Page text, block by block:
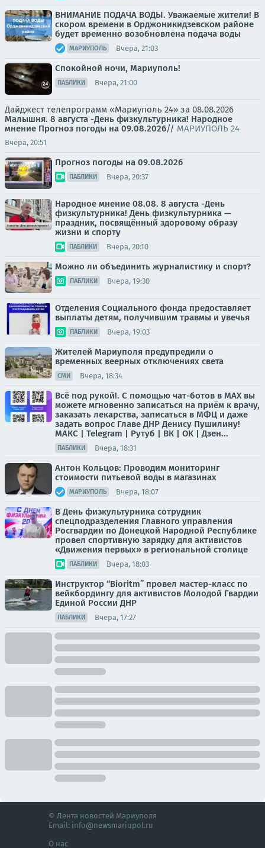
ВНИМАНИЕ ПОДАЧА ВОДЫ. Уважаемые жители! В
скором времени в Орджоникидзевском районе
будет временно возобновлена подача воды
МАРИУПОЛЬ Вчера, 21:03
Спокойной ночи, Мариуполь!
ПАБЛИКИ Вчера, 21:00
Дайджест телепрограмм «Мариуполь 24» за 08.08.2026
Малышня. 8 августа -День физкультурника! Народное
мнение Прогноз погоды на 09.08.2026// МАРИУПОЛЬ 24
Вчера, 20:51
Прогноз погоды на 09.08.2026
ПАБЛИКИ Вчера, 20:37
Народное мнение 08.08. 8 августа -День
физкультурника! День физкультурника —
праздник, посвящённый здоровому образу
жизни и спорту
ПАБЛИКИ Вчера, 20:10
Можно ли объединить журналистику и спорт?
ПАБЛИКИ Вчера, 19:30
Отделения Социального фонда предоставляет
выплаты детям, получившим травмы и увечья
ПАБЛИКИ Вчера, 19:03
Жителей Мариуполя предупредили о
временных веерных отключениях света
СМИ Вчера, 18:34
Всё под рукой!. С помощью чат-ботов в МАХ вы
можете мгновенно записаться на приём к врачу,
заказать лекарства, записаться в МФЦ и даже
задать вопрос Главе ДНР Денису Пушилину!
МАКС | Telegram | Рутуб | ВК | OK | Дзен...
ПАБЛИКИ Вчера, 18:31
Антон Кольцов: Проводим мониторинг
стоимости питьевой воды в магазинах
МАРИУПОЛЬ Вчера, 18:07
В День физкультурника сотрудник
спецподразделения Главного управления
Росгвардии по Донецкой Народной Республике
провел спортивную зарядку для активистов
«Движения первых» в региональной столице
ПАБЛИКИ Вчера, 18:03
Инструктор “Bioritm” провел мастер-класс по
вейкбордингу для активистов Молодой Гвардии
Единой России ДНР
ПАБЛИКИ Вчера, 17:27
© Лента новостей Мариуполя
Email: info@newsmariupol.ru
О нас